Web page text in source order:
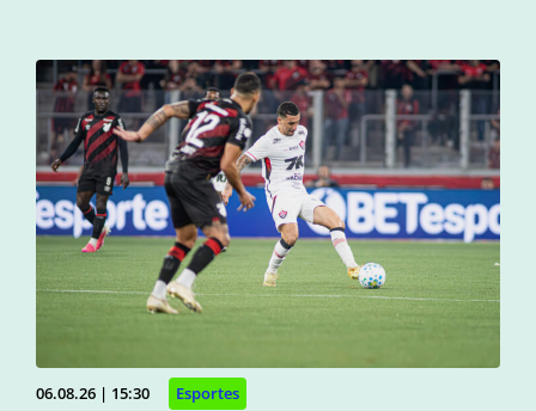
06.08.26 | 15:30 Esportes